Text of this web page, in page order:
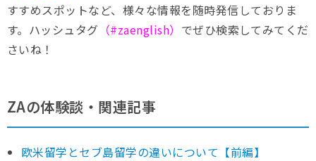
すすめスポットなど、様々な情報を随時発信しておりま
す。ハッシュタグ （#zaenglish） でぜひ検索してみてくだ
さいね！
ZAの体験談・関連記事
欧米留学とセブ島留学の違いについて【前編】